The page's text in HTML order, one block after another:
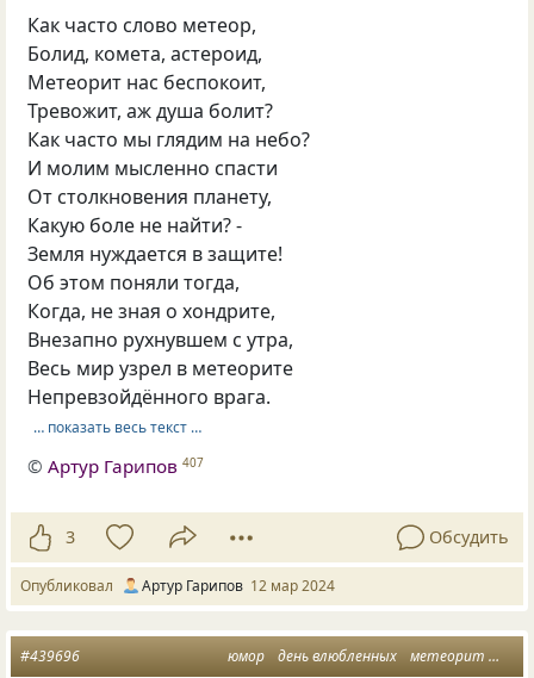
Как часто слово метеор,
Болид, комета, астероид,
Метеорит нас беспокоит,
Тревожит, аж душа болит?
Как часто мы глядим на небо?
И молим мысленно спасти
От столкновения планету,
Какую боле не найти? -
Земля нуждается в защите!
Об этом поняли тогда,
Когда, не зная о хондрите,
Внезапно рухнувшем с утра,
Весь мир узрел в метеорите
Непревзойдённого врага.
… показать весь текст …
©Артур Гарипов 407
3 Обсудить
Опубликовал Артур Гарипов 12 мар 2024
юмор день влюбленных метеорит
#439696